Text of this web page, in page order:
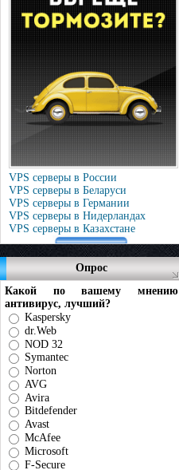
VPS серверы в России
VPS серверы в Беларуси
VPS серверы в Германии
VPS серверы в Нидерландах
VPS серверы в Казахстане
Опрос
Какой по вашему мнению
антивирус, лучший?
Kaspersky
dr.Web
NOD 32
Symantec
Norton
AVG
Avira
Bitdefender
Avast
McAfee
Microsoft
F-Secure